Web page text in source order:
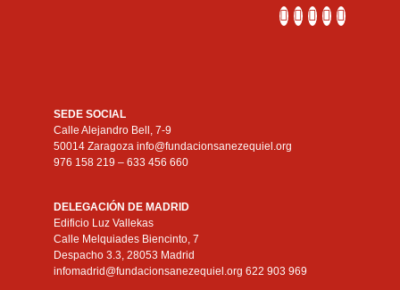
SEDE SOCIAL
Calle Alejandro Bell, 7-9
50014 Zaragoza info@fundacionsanezequiel.org
976 158 219 – 633 456 660
DELEGACIÓN DE MADRID
Edificio Luz Vallekas
Calle Melquiades Biencinto, 7
Despacho 3.3, 28053 Madrid
infomadrid@fundacionsanezequiel.org 622 903 969